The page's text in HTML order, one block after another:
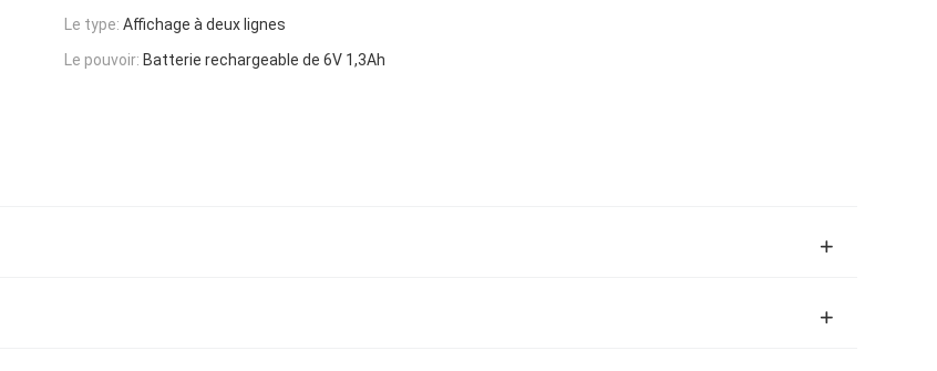
Le type: Affichage à deux lignes
Le pouvoir: Batterie rechargeable de 6V 1,3Ah